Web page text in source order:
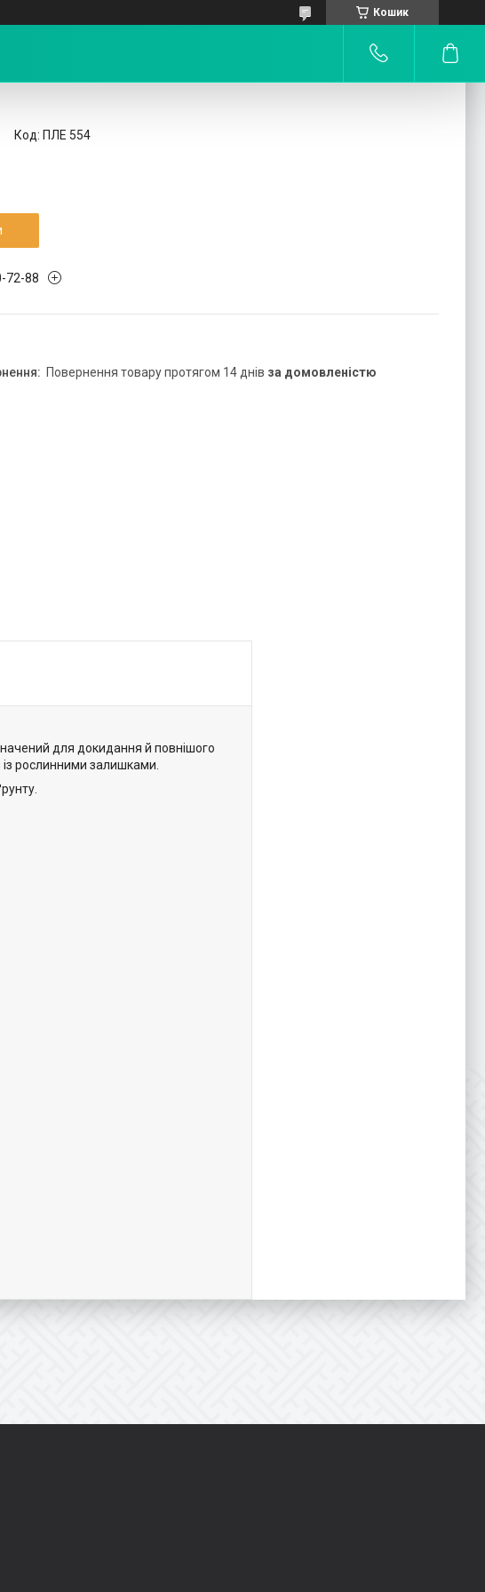
Кошик
Код: ПЛЕ 554
72-88
повернення товару протягом 14 днів за домовленістю
для докидання й повнішого
рослинними залишками.